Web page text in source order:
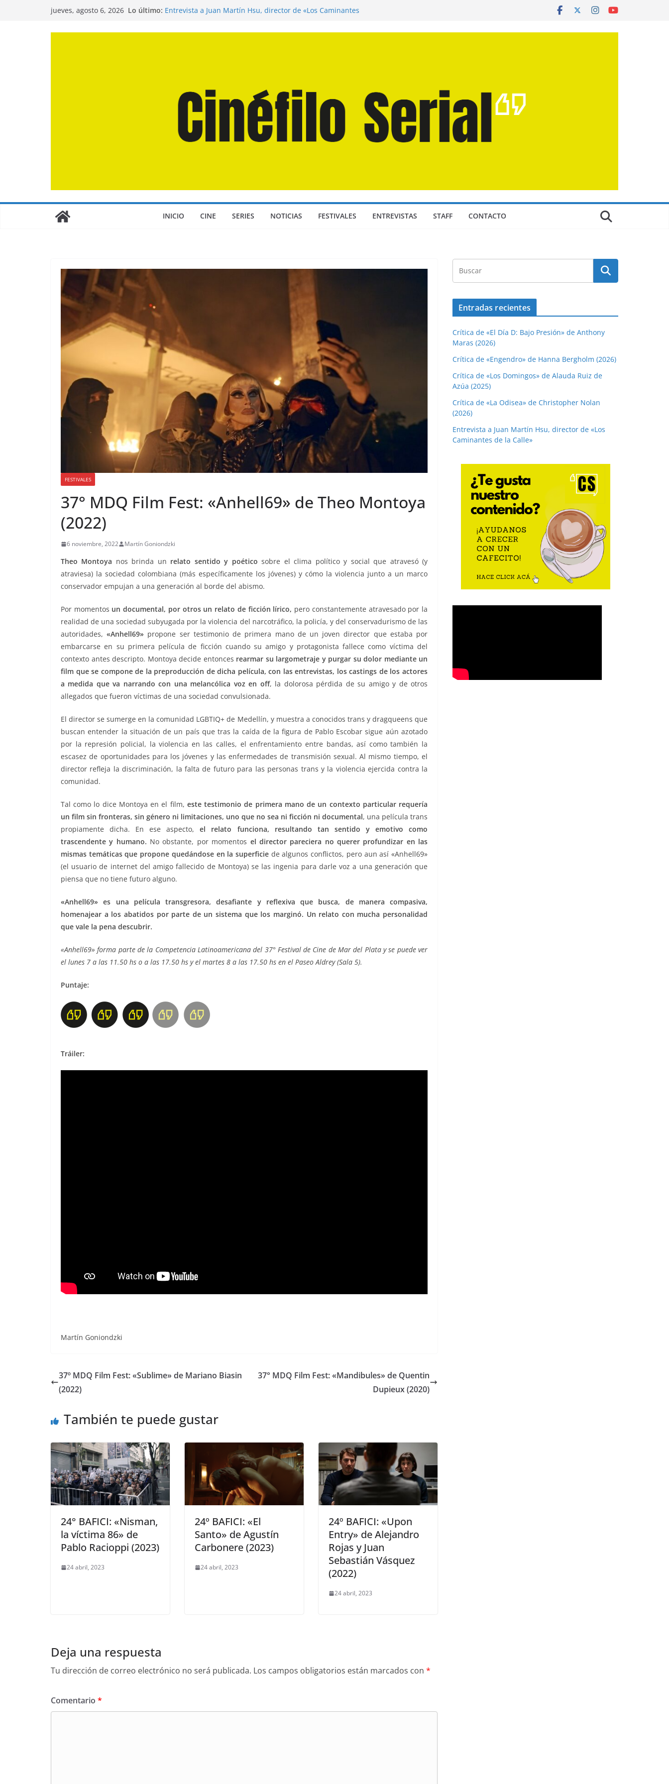
jueves, agosto 6, 2026 Lo último: Entrevista a Juan Martín Hsu, director de «Los Caminantes
INICIO CINE SERIES NOTICIAS FESTIVALES ENTREVISTAS STAFF CONTACTO
FESTIVALES
37° MDQ Film Fest: «Anhell69» de Theo Montoya
(2022)
6 noviembre, 2022 Martín Goniondzki
Theo Montoya nos brinda un relato sentido y poético sobre el clima político y social que atravesó (y
atraviesa) la sociedad colombiana (más específicamente los jóvenes) y cómo la violencia junto a un marco
conservador empujan a una generación al borde del abismo.
Por momentos un documental, por otros un relato de ficción lírico, pero constantemente atravesado por la
realidad de una sociedad subyugada por la violencia del narcotráfico, la policía, y del conservadurismo de las
autoridades,«Anhell69» propone ser testimonio de primera mano de un joven director que estaba por
embarcarse en su primera película de ficción cuando su amigo y protagonista fallece como víctima del
contexto antes descripto. Montoya decide entonces rearmar su largometraje y purgar su dolor mediante un
film que se compone de la preproducción de dicha película, con las entrevistas, los castings de los actores
a medida que va narrando con una melancólica voz en off, la dolorosa pérdida de su amigo y de otros
allegados que fueron víctimas de una sociedad convulsionada.
El director se sumerge en la comunidad LGBTIQ+ de Medellín, y muestra a conocidos trans y dragqueens que
buscan entender la situación de un país que tras la caída de la figura de Pablo Escobar sigue aún azotado
por la represión policial, la violencia en las calles, el enfrentamiento entre bandas, así como también la
escasez de oportunidades para los jóvenes y las enfermedades de transmisión sexual. Al mismo tiempo, el
director refleja la discriminación, la falta de futuro para las personas trans y la violencia ejercida contra la
comunidad.
Tal como lo dice Montoya en el film, este testimonio de primera mano de un contexto particular requería
un film sin fronteras, sin género ni limitaciones, uno que no sea ni ficción ni documental, una película trans
propiamente dicha. En ese aspecto,el relato funciona, resultando tan sentido y emotivo como
trascendente y humano. No obstante, por momentos el director pareciera no querer profundizar en las
mismas temáticas que propone quedándose en la superficie de algunos conflictos, pero aun así «Anhell69»
(el usuario de internet del amigo fallecido de Montoya) se las ingenia para darle voz a una generación que
piensa que no tiene futuro alguno.
«Anhell69» es una película transgresora, desafiante y reflexiva que busca, de manera compasiva,
homenajear a los abatidos por parte de un sistema que los marginó. Un relato con mucha personalidad
que vale la pena descubrir.
«Anhell69» forma parte de la Competencia Latinoamericana del 37° Festival de Cine de Mar del Plata y se puede ver
el lunes 7 a las 11.50 hs o a las 17.50 hs y el martes 8 a las 17.50 hs en el Paseo Aldrey (Sala 5).
Puntaje:
Tráiler:
Martín Goniondzki
37º MDQ Film Fest: «Sublime» de Mariano Biasin
(2022)
37° MDQ Film Fest: «Mandibules» de Quentin
Dupieux (2020)
También te puede gustar
24° BAFICI: «Nisman,
la víctima 86» de
Pablo Racioppi (2023)
24 abril, 2023
24º BAFICI: «El
Santo» de Agustín
Carbonere (2023)
24 abril, 2023
24º BAFICI: «Upon
Entry» de Alejandro
Rojas y Juan
Sebastián Vásquez
(2022)
24 abril, 2023
Deja una respuesta
Tu dirección de correo electrónico no será publicada. Los campos obligatorios están marcados con *
Comentario *
Entradas recientes
Crítica de «El Día D: Bajo Presión» de Anthony
Maras (2026)
Crítica de «Engendro» de Hanna Bergholm (2026)
Crítica de «Los Domingos» de Alauda Ruiz de
Azúa (2025)
Crítica de «La Odisea» de Christopher Nolan
(2026)
Entrevista a Juan Martín Hsu, director de «Los
Caminantes de la Calle»